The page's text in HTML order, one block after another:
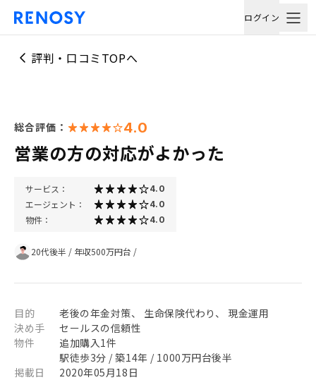
ログイン
評判・口コミTOPへ
総合評価： 4.0
営業の方の対応がよかった
サービス： 4.0
エージェント： 4.0
物件： 4.0
20代後半 / 年収500万円台 /
目的
老後の年金対策、 生命保険代わり、 現金運用
決め手
セールスの信頼性
物件
追加購入1件
駅徒歩3分 / 築14年 / 1000万円台後半
掲載日
2020年05月18日